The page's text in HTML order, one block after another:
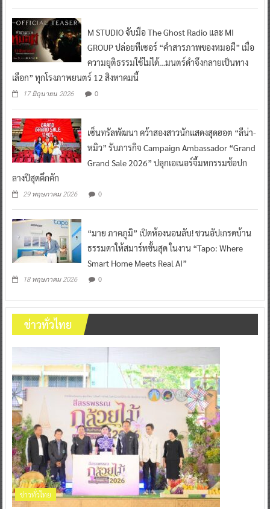
M STUDIO จับมือ The Ghost Radio และ MI
GROUP ปล่อยทีเซอร์ “คำสารภาพของหมอผี” เมื่อ
ความยุติธรรมใช้ไม่ได้…มนตร์ดำจึงกลายเป็นทาง
เลือก” ทุกโรงภาพยนตร์ 12 สิงหาคมนี้
17 มิถุนายน 2026 0
เซ็นทรัลพัฒนา คว้าสองสาวนักแสดงสุดฮอต “ลีน่า-
หมิว” รับภารกิจ Campaign Ambassador “Grand
Grand Sale 2026” ปลุกเอเนอร์จี้มหกรรมช้อปก
ลางปีสุดคึกคัก
29 พฤษภาคม 2026 0
“มาย ภาคภูมิ” เปิดห้องนอนลับ! ชวนอัปเกรดบ้าน
ธรรมดาให้สมาร์ทขั้นสุด ในงาน “Tapo: Where
Smart Home Meets Real AI”
18 พฤษภาคม 2026 0
ข่าวทั่วไทย
ข่าวทั่วไทย